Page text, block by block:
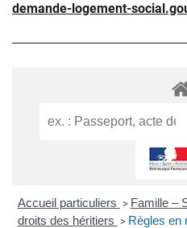
demande-logement-
Accueil particuliers > Famille –
droits des héritiers > Règles en